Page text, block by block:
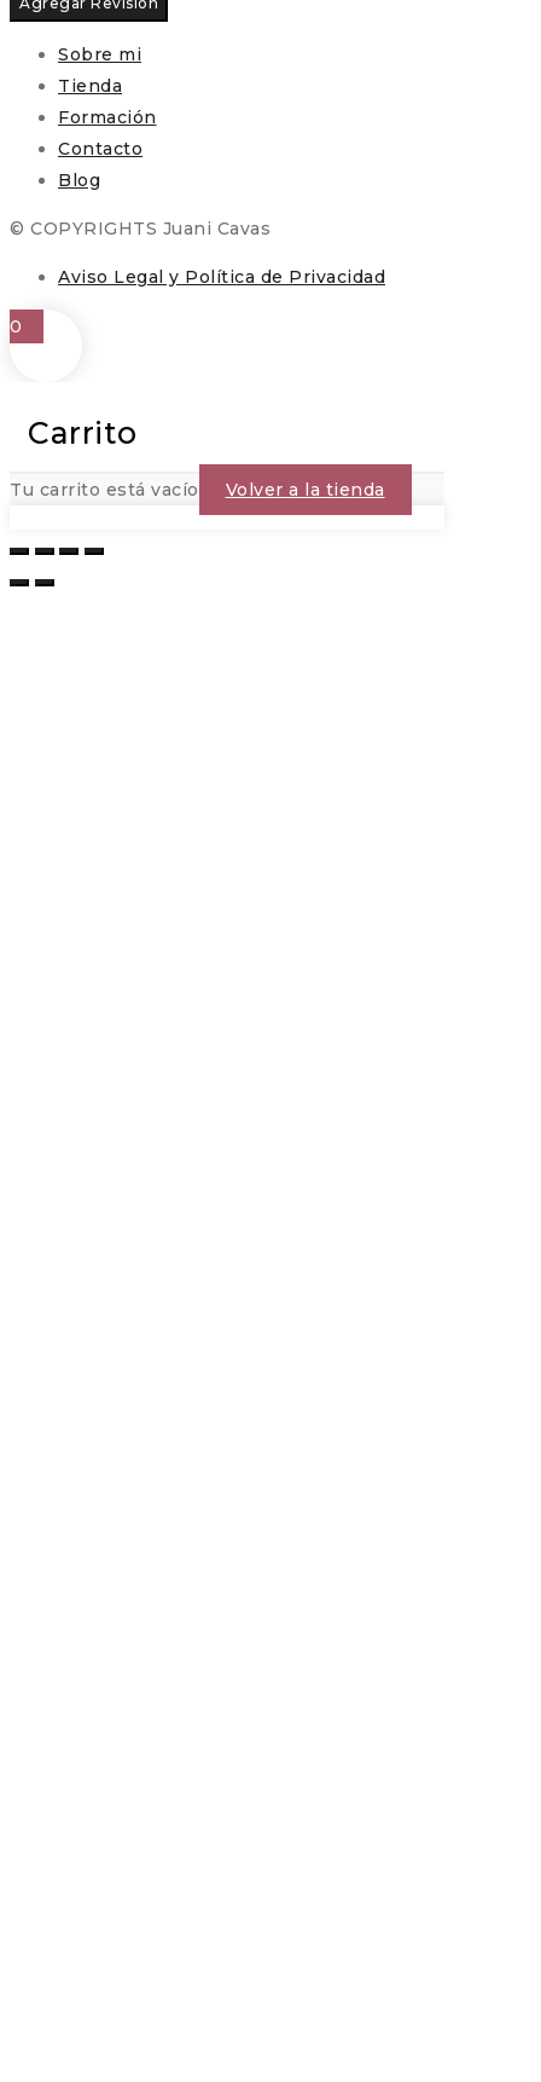
Sobre mi
Tienda
Formación
Contacto
Blog
© COPYRIGHTS Juani Cavas
Aviso Legal y Política de Privacidad
0
Carrito
Tu carrito está vacío Volver a la tienda